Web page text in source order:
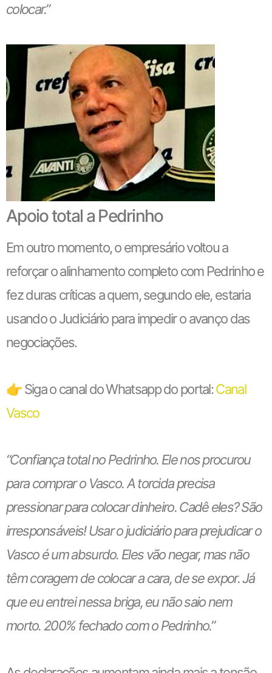
colocar.”
Apoio total a Pedrinho
Em outro momento, o empresário voltou a
reforçar o alinhamento completo com Pedrinho e
fez duras críticas a quem, segundo ele, estaria
usando o Judiciário para impedir o avanço das
negociações.
👉 Siga o canal do Whatsapp do portal:Canal
Vasco
“Confiança total no Pedrinho. Ele nos procurou
para comprar o Vasco. A torcida precisa
pressionar para colocar dinheiro. Cadê eles? São
irresponsáveis! Usar o judiciário para prejudicar o
Vasco é um absurdo. Eles vão negar, mas não
têm coragem de colocar a cara, de se expor. Já
que eu entrei nessa briga, eu não saio nem
morto. 200% fechado com o Pedrinho.”